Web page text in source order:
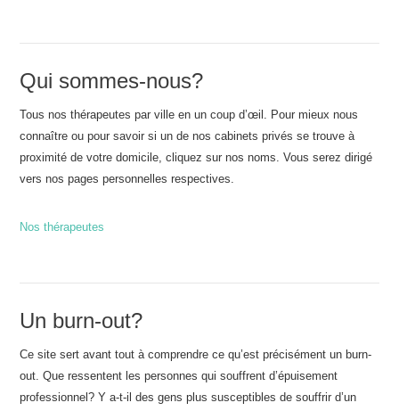
Qui sommes-nous?
Tous nos thérapeutes par ville en un coup d’œil. Pour mieux nous
connaître ou pour savoir si un de nos cabinets privés se trouve à
proximité de votre domicile, cliquez sur nos noms. Vous serez dirigé
vers nos pages personnelles respectives.
Nos thérapeutes
Un burn-out?
Ce site sert avant tout à comprendre ce qu’est précisément un burn-
out. Que ressentent les personnes qui souffrent d’épuisement
professionnel? Y a-t-il des gens plus susceptibles de souffrir d’un